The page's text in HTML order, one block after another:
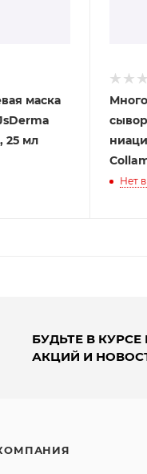
маска
25 мл
Нет
БУДЬТЕ В
АКЦИЙ И